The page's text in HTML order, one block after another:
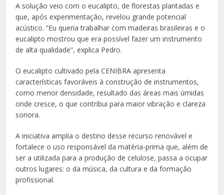
A solução veio com o eucalipto, de florestas plantadas e
que, após experimentação, revelou grande potencial
acústico. “Eu queria trabalhar com madeiras brasileiras e o
eucalipto mostrou que era possível fazer um instrumento
de alta qualidade”, explica Pedro.
O eucalipto cultivado pela CENIBRA apresenta
características favoráveis à construção de instrumentos,
como menor densidade, resultado das áreas mais úmidas
onde cresce, o que contribui para maior vibração e clareza
sonora.
A iniciativa amplia o destino desse recurso renovável e
fortalece o uso responsável da matéria-prima que, além de
ser a utilizada para a produção de celulose, passa a ocupar
outros lugares: o da música, da cultura e da formação
profissional.